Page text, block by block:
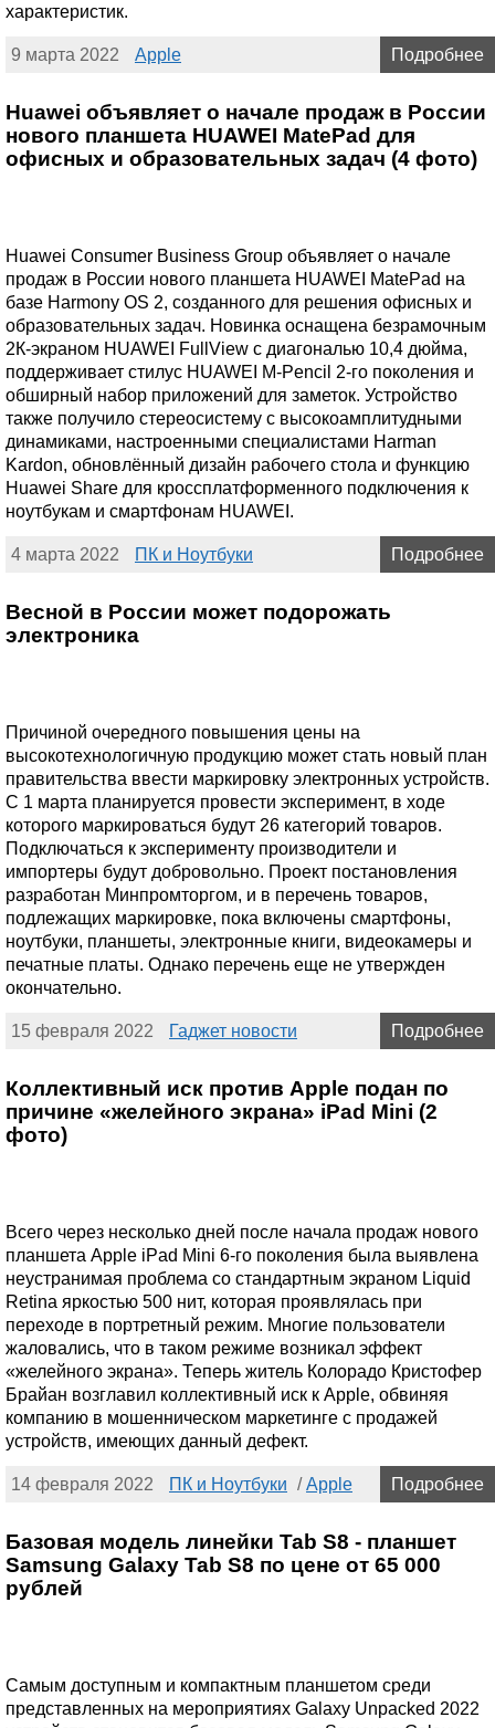
характеристик.
9 марта 2022 Apple Подробнее
Huawei объявляет о начале продаж в России
нового планшета HUAWEI MatePad для
офисных и образовательных задач (4 фото)
Huawei Consumer Business Group объявляет о начале
продаж в России нового планшета HUAWEI MatePad на
базе Harmony OS 2, созданного для решения офисных и
образовательных задач. Новинка оснащена безрамочным
2К-экраном HUAWEI FullView с диагональю 10,4 дюйма,
поддерживает стилус HUAWEI M-Pencil 2-го поколения и
обширный набор приложений для заметок. Устройство
также получило стереосистему с высокоамплитудными
динамиками, настроенными специалистами Harman
Kardon, обновлённый дизайн рабочего стола и функцию
Huawei Share для кроссплатформенного подключения к
ноутбукам и смартфонам HUAWEI.
4 марта 2022 ПК и Ноутбуки Подробнее
Весной в России может подорожать
электроника
Причиной очередного повышения цены на
высокотехнологичную продукцию может стать новый план
правительства ввести маркировку электронных устройств.
С 1 марта планируется провести эксперимент, в ходе
которого маркироваться будут 26 категорий товаров.
Подключаться к эксперименту производители и
импортеры будут добровольно. Проект постановления
разработан Минпромторгом, и в перечень товаров,
подлежащих маркировке, пока включены смартфоны,
ноутбуки, планшеты, электронные книги, видеокамеры и
печатные платы. Однако перечень еще не утвержден
окончательно.
15 февраля 2022 Гаджет новости Подробнее
Коллективный иск против Apple подан по
причине «желейного экрана» iPad Mini (2
фото)
Всего через несколько дней после начала продаж нового
планшета Apple iPad Mini 6-го поколения была выявлена
неустранимая проблема со стандартным экраном Liquid
Retina яркостью 500 нит, которая проявлялась при
переходе в портретный режим. Многие пользователи
жаловались, что в таком режиме возникал эффект
«желейного экрана». Теперь житель Колорадо Кристофер
Брайан возглавил коллективный иск к Apple, обвиняя
компанию в мошенническом маркетинге с продажей
устройств, имеющих данный дефект.
14 февраля 2022 ПК и Ноутбуки /Apple Подробнее
Базовая модель линейки Tab S8 - планшет
Samsung Galaxy Tab S8 по цене от 65 000
рублей
Самым доступным и компактным планшетом среди
представленных на мероприятиях Galaxy Unpacked 2022